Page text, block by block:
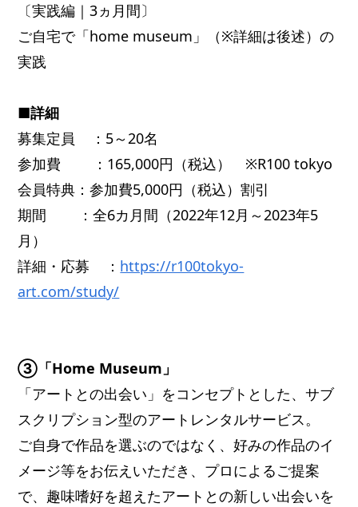
〔実践編｜3ヵ月間〕
ご自宅で「home museum」（※詳細は後述）の
実践
■詳細
募集定員 ：5～20名
参加費 ：165,000円（税込） ※R100 tokyo
会員特典：参加費5,000円（税込）割引
期間 ：全6カ月間（2022年12月～2023年5
月）
詳細・応募 ： https://r100tokyo-
art.com/study/
③「Home Museum」
「アートとの出会い」をコンセプトとした、サブ
スクリプション型のアートレンタルサービス。
ご自身で作品を選ぶのではなく、好みの作品のイ
メージ等をお伝えいただき、プロによるご提案
で、趣味嗜好を超えたアートとの新しい出会いを